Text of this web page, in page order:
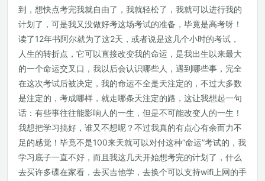
到，想快点考完我就自由了，我就轻松了，我就可以进行我的
计划了，可是我又没做好考这场考试的准备，毕竟是高考呀！
读了12年书阿尔就为了这2天，或者说是这几个小时的考试，
人生的转折点，它可以直接改变我的命运，是我出生以来最大
的一个命运交叉口，我以后会认识哪些人，遇到哪些事，完全
在这次考试后被决定，我的命运不全是天注定的，不过大多数
是注定的，考成哪样，就走哪条天注定的路，这让我想起一句
话：有些事往往能影响人的一生，但是不可能改变人的一生！
我想把学习搞好，谁又不想呢？不过我真的有点心有余而力不
足的感觉！毕竟不是100来天就可以对付这种“命运”考试的，我
学习底子一直不好，而且我这几天开始想考完的计划了，什么
去买许多碟在家看，去买吉他学，去换个可以支持wifi上网的手